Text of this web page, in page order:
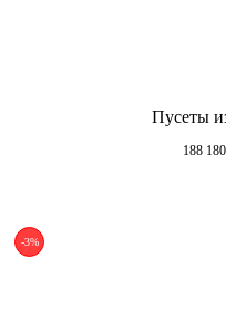
Пусеты
188 180
-3%